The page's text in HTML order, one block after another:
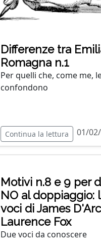
Differenze tra
Romagna n.1
Per quelli che, come me,
confondono
Continua la lettura 01/
Motivi n.8 e 9 per
NO al doppiaggio:
voci di James
Laurence Fox
Due voci da conoscere